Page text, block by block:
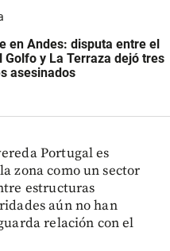
en Andes: disputa entre el
Golfo y La Terraza dejó tres
asesinados
Portugal es
zona como un sector
estructuras
aún no han
relación con el